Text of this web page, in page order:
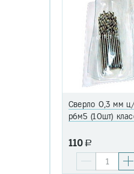
Сверло 0,3 мм
р6м5 (10шт)
110 a